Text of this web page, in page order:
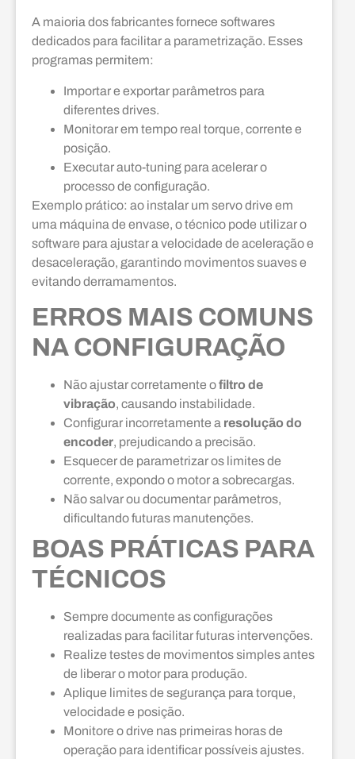
A maioria dos fabricantes fornece softwares
dedicados para facilitar a parametrização. Esses
programas permitem:
Importar e exportar parâmetros para
diferentes drives.
Monitorar em tempo real torque, corrente e
posição.
Executar auto-tuning para acelerar o
processo de configuração.
Exemplo prático: ao instalar um servo drive em
uma máquina de envase, o técnico pode utilizar o
software para ajustar a velocidade de aceleração e
desaceleração, garantindo movimentos suaves e
evitando derramamentos.
ERROS MAIS COMUNS
NA CONFIGURAÇÃO
Não ajustar corretamente ofiltro de
vibração, causando instabilidade.
Configurar incorretamente a resolução do
encoder, prejudicando a precisão.
Esquecer de parametrizar os limites de
corrente, expondo o motor a sobrecargas.
Não salvar ou documentar parâmetros,
dificultando futuras manutenções.
BOAS PRÁTICAS PARA
TÉCNICOS
Sempre documente as configurações
realizadas para facilitar futuras intervenções.
Realize testes de movimentos simples antes
de liberar o motor para produção.
Aplique limites de segurança para torque,
velocidade e posição.
Monitore o drive nas primeiras horas de
operação para identificar possíveis ajustes.